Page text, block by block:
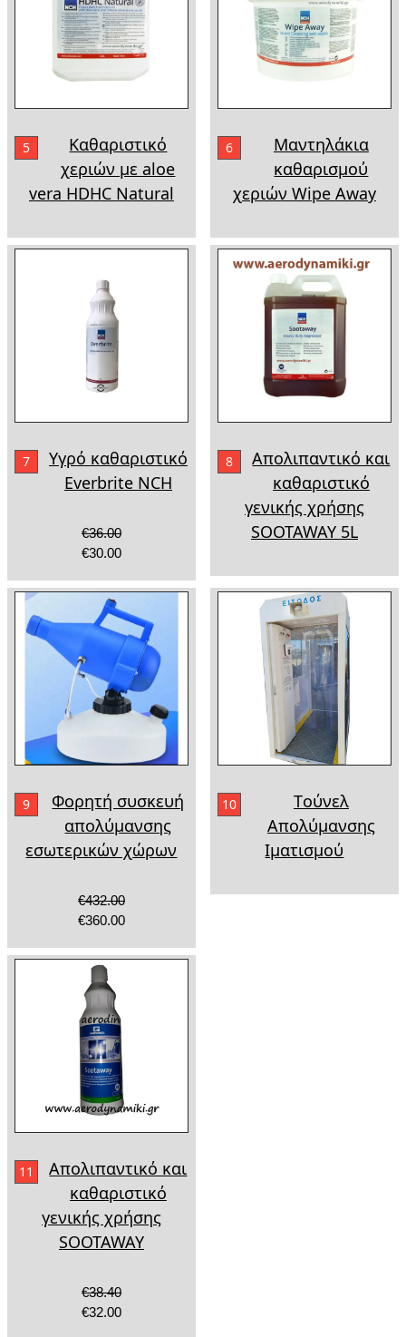
5
Καθαριστικό
χεριών με aloe
vera HDHC Natural
6
Μαντηλάκια
καθαρισμού
χεριών Wipe Away
7
Υγρό καθαριστικό
Everbrite NCH
€36.00
€30.00
8
Απολιπαντικό και
καθαριστικό
γενικής χρήσης
SOOTAWAY 5L
9
Φορητή συσκευή
απολύμανσης
εσωτερικών χώρων
€432.00
€360.00
10
Tούνελ
Απολύμανσης
Ιματισμού
11
Απολιπαντικό και
καθαριστικό
γενικής χρήσης
SOOTAWAY
€38.40
€32.00